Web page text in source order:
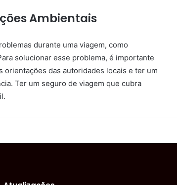
Ambientais
durante uma viagem, como
solucionar esse problema, é importante
das autoridades locais e ter um
Ter um seguro de viagem que cubra